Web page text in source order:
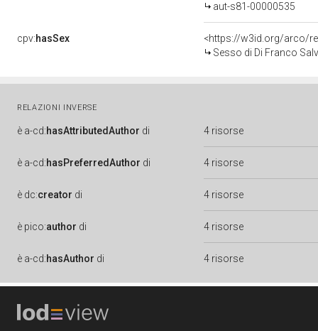
aut-s81-00000535
cpv:hasSex
<https://w3id.org/arco/
Sesso di Di Franco
RELAZIONI INVERSE
è a-cd:hasAttributedAuthor di 4 risorse
è a-cd:hasPreferredAuthor di 4 risorse
è dc:creator di 4 risorse
è pico:author di 4 risorse
è a-cd:hasAuthor di 4 risorse